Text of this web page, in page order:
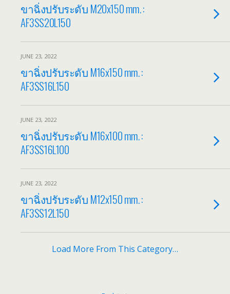
ขาฉิ่งปรับระดับ M20x150 mm. :
AF3SS20L150
JUNE 23, 2022
ขาฉิ่งปรับระดับ M16x150 mm. :
AF3SS16L150
JUNE 23, 2022
ขาฉิ่งปรับระดับ M16x100 mm. :
AF3SS16L100
JUNE 23, 2022
ขาฉิ่งปรับระดับ M12x150 mm. :
AF3SS12L150
Load More From This Category…